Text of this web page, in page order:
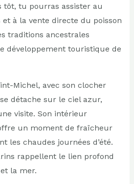
tôt, tu pourras assister au
à la vente directe du poisson
traditions ancestrales
développement touristique de
Michel, avec son clocher
détache sur le ciel azur,
visite. Son intérieur
un moment de fraîcheur
les chaudes journées d’été.
rappellent le lien profond
la mer.